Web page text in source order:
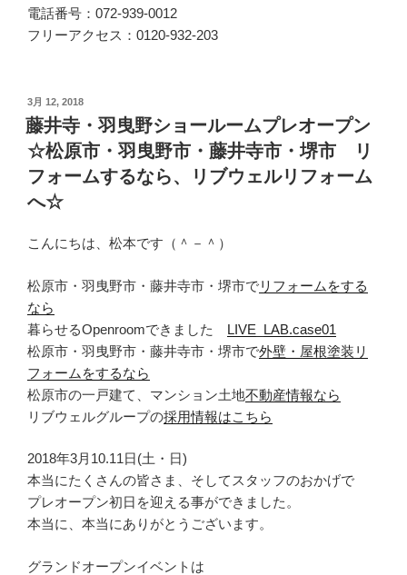
電話番号：072-939-0012
フリーアクセス：0120-932-203
投
稿
日:
3月 12, 2018
藤井寺・羽曳野ショールームプレオープン
☆松原市・羽曳野市・藤井寺市・堺市 リ
フォームするなら、リブウェルリフォーム
へ☆
こんにちは、松本です（＾－＾）
松原市・羽曳野市・藤井寺市・堺市でリフォームをする
なら
暮らせるOpenroomできました LIVE_LAB.case01
松原市・羽曳野市・藤井寺市・堺市で外壁・屋根塗装リ
フォームをするなら
松原市の一戸建て、マンション土地不動産情報なら
リブウェルグループの採用情報はこちら
2018年3月10.11日(土・日)
本当にたくさんの皆さま、そしてスタッフのおかげで
プレオープン初日を迎える事ができました。
本当に、本当にありがとうございます。
グランドオープンイベントは